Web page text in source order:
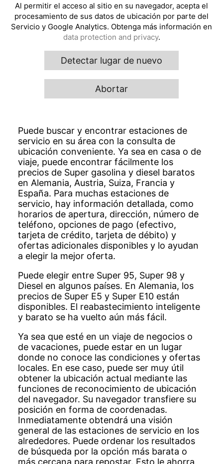
Al permitir el acceso al sitio en su navegador, acepta el
procesamiento de sus datos de ubicación por parte del
Servicio y Google Analytics. Obtenga más información en
data protection and privacy.
Detectar lugar de nuevo
Abortar
Puede buscar y encontrar estaciones de
servicio en su área con la consulta de
ubicación conveniente. Ya sea en casa o de
viaje, puede encontrar fácilmente los
precios de Super gasolina y diesel baratos
en Alemania, Austria, Suiza, Francia y
España. Para muchas estaciones de
servicio, hay información detallada, como
horarios de apertura, dirección, número de
teléfono, opciones de pago (efectivo,
tarjeta de crédito, tarjeta de débito) y
ofertas adicionales disponibles y lo ayudan
a elegir la mejor oferta.
Puede elegir entre Super 95, Super 98 y
Diesel en algunos países. En Alemania, los
precios de Super E5 y Super E10 están
disponibles. El reabastecimiento inteligente
y barato se ha vuelto aún más fácil.
Ya sea que esté en un viaje de negocios o
de vacaciones, puede estar en un lugar
donde no conoce las condiciones y ofertas
locales. En ese caso, puede ser muy útil
obtener la ubicación actual mediante las
funciones de reconocimiento de ubicación
del navegador. Su navegador transfiere su
posición en forma de coordenadas.
Inmediatamente obtendrá una visión
general de las estaciones de servicio en los
alrededores. Puede ordenar los resultados
de búsqueda por la opción más barata o
más cercana para repostar. Esto le ahorra